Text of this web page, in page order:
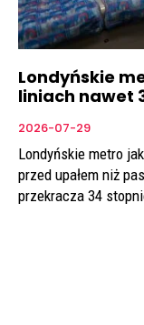
Londyńskie
liniach nawet
2026-07-29
Londyńskie metro
przed upałem niż
przekracza 34